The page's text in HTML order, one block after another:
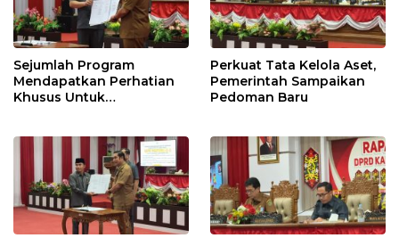
Sejumlah Program
Mendapatkan Perhatian
Khusus Untuk
Perkuat Tata Kelola Aset,
Pemerintah Sampaikan
Pedoman Baru